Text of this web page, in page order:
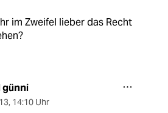
im Zweifel lieber das Recht
günni
, 14:10 Uhr